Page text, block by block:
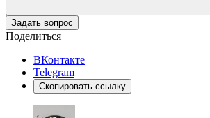
Задать вопрос
Поделиться
ВКонтакте
Telegram
Скопировать ссылку